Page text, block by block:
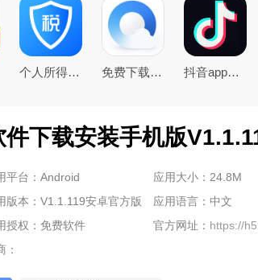
个人所得税app下载安装官方2026最新版 免费下载2026最新版手机QQ浏览器 抖音app官方最新版本
下载安装手机版
平台：Android 应用大小：24.8M
版本：V1.1.119安卓官方版
应用语言：中文
授权：免费软件
官方网址： https://
：